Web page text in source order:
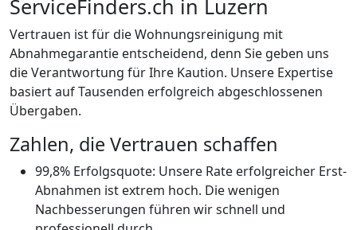
ServiceFinders.ch in Luzern
Vertrauen ist für die Wohnungsreinigung mit
Abnahmegarantie entscheidend, denn Sie geben uns
die Verantwortung für Ihre Kaution. Unsere Expertise
basiert auf Tausenden erfolgreich abgeschlossenen
Übergaben.
Zahlen, die Vertrauen schaffen
99,8% Erfolgsquote: Unsere Rate erfolgreicher Erst-
Abnahmen ist extrem hoch. Die wenigen
Nachbesserungen führen wir schnell und